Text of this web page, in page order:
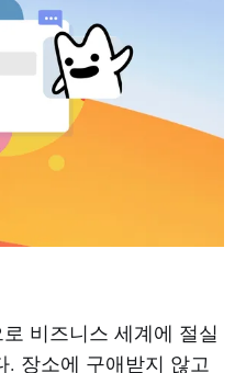
비즈니스 세계에 절실
. 장소에 구애받지 않고